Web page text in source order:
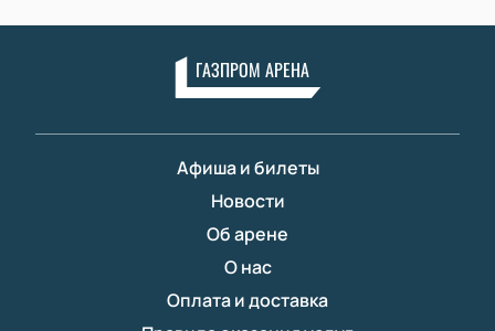
ГАЗПРОМ АРЕНА
Афиша и билеты
Новости
Об арене
О нас
Оплата и доставка